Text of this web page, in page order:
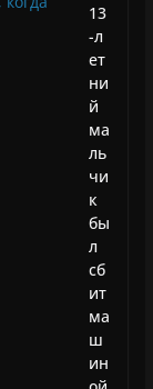
13
-л
ет
ни
й
ма
ль
чи
к
бы
л
сб
ит
ма
ш
ин